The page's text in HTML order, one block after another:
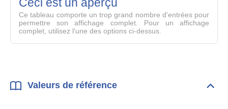
Ce tableau comporte un trop grand nombre d'entrées pour
permettre son affichage complet. Pour un affichage
complet, utilisez l'une des options ci-dessus.
Valeurs de référence